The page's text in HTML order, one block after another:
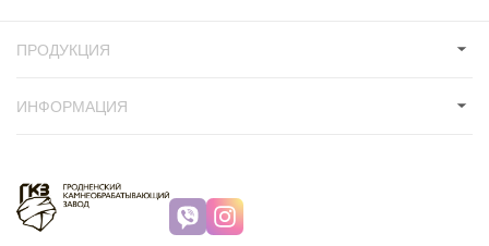
ПРОДУКЦИЯ
ИНФОРМАЦИЯ